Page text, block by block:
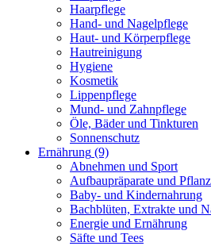
Haarpflege
Hand- und Nagelpflege
Haut- und Körperpflege
Hautreinigung
Hygiene
Kosmetik
Lippenpflege
Mund- und Zahnpflege
Öle, Bäder und Tinkturen
Sonnenschutz
Ernährung (9)
Abnehmen und Sport
Aufbaupräparate und
Baby- und Kindernahrung
Bachblüten, Extrakte und
Energie und Ernährung
Säfte und Tees